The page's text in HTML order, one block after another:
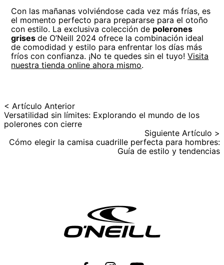
Con las mañanas volviéndose cada vez más frías, es
el momento perfecto para prepararse para el otoño
con estilo. La exclusiva colección de polerones
grisesde O’Neill 2024 ofrece la combinación ideal
de comodidad y estilo para enfrentar los días más
fríos con confianza. ¡No te quedes sin el tuyo!Visita
nuestra tienda online ahora mismo.
< Artículo Anterior
Versatilidad sin límites: Explorando el mundo de los
polerones con cierre
Siguiente Artículo >
Cómo elegir la camisa cuadrille perfecta para hombres:
Guía de estilo y tendencias